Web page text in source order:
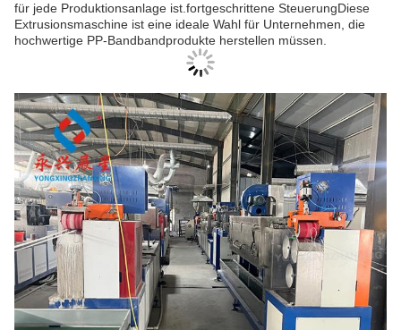
für jede Produktionsanlage ist.fortgeschrittene SteuerungDiese
Extrusionsmaschine ist eine ideale Wahl für Unternehmen, die
hochwertige PP-Bandbandprodukte herstellen müssen.